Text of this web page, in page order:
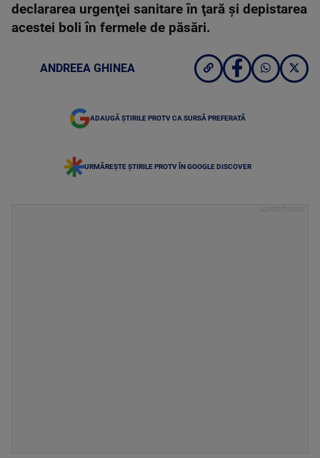
declararea urgenţei sanitare în ţară şi depistarea
acestei boli în fermele de păsări.
ANDREEA GHINEA
ADAUGĂ ȘTIRILE PROTV CA SURSĂ PREFERATĂ
URMĂREȘTE ȘTIRILE PROTV ÎN GOOGLE DISCOVER